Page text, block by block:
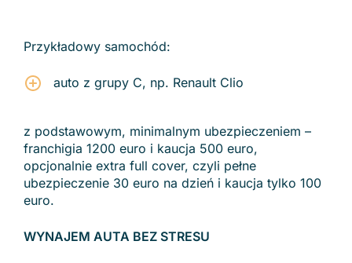
Przykładowy samochód:
auto z grupy C, np. Renault Clio
z podstawowym, minimalnym ubezpieczeniem –
franchigia 1200 euro i kaucja 500 euro,
opcjonalnie extra full cover, czyli pełne
ubezpieczenie 30 euro na dzień i kaucja tylko 100
euro.
WYNAJEM AUTA BEZ STRESU